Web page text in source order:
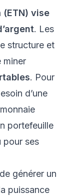
(ETN) vise
. Les
structure et
miner
. Pour
d’une
portefeuille
pour ses
générer un
puissance